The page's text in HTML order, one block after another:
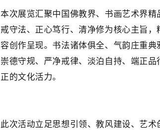
本次展览汇聚中国佛教界、书画艺术界
戒守法、正心笃行、清净修为核心主旨
容创作呈现。书法诸体俱全、气韵庄重
崇德守规、严净戒律、淡泊自持、端正
正的文化活力。
此次活动立足思想引领、教风建设、艺